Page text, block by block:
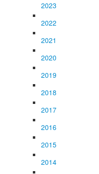
2023
2022
2021
2020
2019
2018
2017
2016
2015
2014